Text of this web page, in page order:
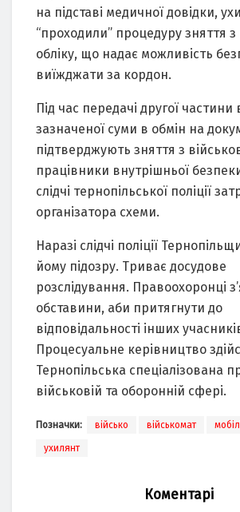
на підставі медичної довідки,
“проходили” процедуру зняття з
обліку, що надає можливість
виїжджати за кордон.
Під час передачі другої частини
зазначеної суми в обмін на
підтверджують зняття з
працівники внутрішньої
слідчі тернопільської поліції
організатора схеми.
Наразі слідчі поліції
йому підозру. Триває досудове
розслідування. Правоохоронці
обставини, аби притягнути до
відповідальності інших
Процесуальне керівництво
Тернопільська спеціалізована
військовій та оборонній сфері.
Позначки: військо військомат
ухилянт
Коментарі